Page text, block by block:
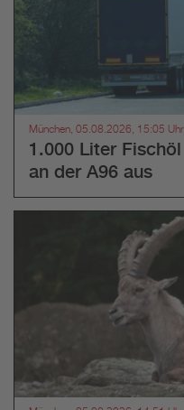
München, 05.08.2026, 15:05 Uhr
1.000 Liter
an der A96 aus